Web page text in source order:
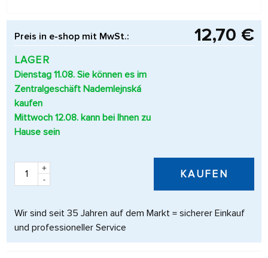
Preis in e-shop mit MwSt.: 12,70 €
LAGER
Dienstag 11.08. Sie können es im
Zentralgeschäft Nademlejnská
kaufen
Mittwoch 12.08. kann bei Ihnen zu
Hause sein
+
-
KAUFEN
Wir sind seit 35 Jahren auf dem Markt = sicherer Einkauf
und professioneller Service